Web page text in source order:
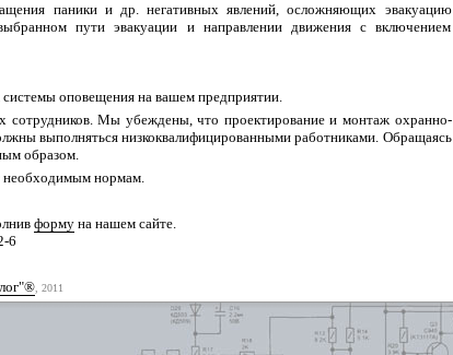
паники и др. негативных явлений, осложняющих эвакуацию
пути эвакуации и направлении движения с включением
оповещения на вашем предприятии.
сотрудников. Мы убеждены, что проектирование и монтаж охранно-
выполняться низкоквалифицированными работниками. Обращаясь
образом.
необходимым нормам.
формуна нашем сайте.
6
, 2011